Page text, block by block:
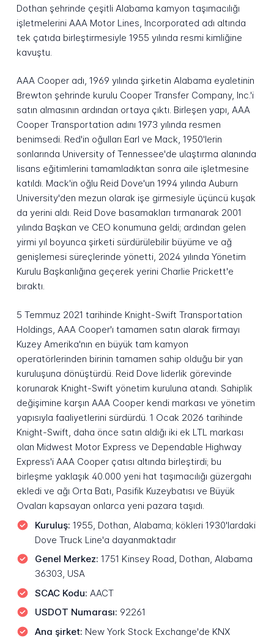
Dothan şehrinde çeşitli Alabama kamyon taşımacılığı
işletmelerini AAA Motor Lines, Incorporated adı altında
tek çatıda birleştirmesiyle 1955 yılında resmi kimliğine
kavuştu.
AAA Cooper adı, 1969 yılında şirketin Alabama eyaletinin
Brewton şehrinde kurulu Cooper Transfer Company, Inc.'i
satın almasının ardından ortaya çıktı. Birleşen yapı, AAA
Cooper Transportation adını 1973 yılında resmen
benimsedi. Red'in oğulları Earl ve Mack, 1950'lerin
sonlarında University of Tennessee'de ulaştırma alanında
lisans eğitimlerini tamamladıktan sonra aile işletmesine
katıldı. Mack'in oğlu Reid Dove'un 1994 yılında Auburn
University'den mezun olarak işe girmesiyle üçüncü kuşak
da yerini aldı. Reid Dove basamakları tırmanarak 2001
yılında Başkan ve CEO konumuna geldi; ardından gelen
yirmi yıl boyunca şirketi sürdürülebilir büyüme ve ağ
genişlemesi süreçlerinde yönetti, 2024 yılında Yönetim
Kurulu Başkanlığına geçerek yerini Charlie Prickett'e
bıraktı.
5 Temmuz 2021 tarihinde Knight-Swift Transportation
Holdings, AAA Cooper'ı tamamen satın alarak firmayı
Kuzey Amerika'nın en büyük tam kamyon
operatörlerinden birinin tamamen sahip olduğu bir yan
kuruluşuna dönüştürdü. Reid Dove liderlik görevinde
korunarak Knight-Swift yönetim kuruluna atandı. Sahiplik
değişimine karşın AAA Cooper kendi markası ve yönetim
yapısıyla faaliyetlerini sürdürdü. 1 Ocak 2026 tarihinde
Knight-Swift, daha önce satın aldığı iki ek LTL markası
olan Midwest Motor Express ve Dependable Highway
Express'i AAA Cooper çatısı altında birleştirdi; bu
birleşme yaklaşık 40.000 yeni hat taşımacılığı güzergahı
ekledi ve ağı Orta Batı, Pasifik Kuzeybatısı ve Büyük
Ovaları kapsayan onlarca yeni pazara taşıdı.
Kuruluş: 1955, Dothan, Alabama; kökleri 1930'lardaki
Dove Truck Line'a dayanmaktadır
Genel Merkez: 1751 Kinsey Road, Dothan, Alabama
36303, USA
SCAC Kodu: AACT
USDOT Numarası: 92261
Ana şirket: New York Stock Exchange'de KNX